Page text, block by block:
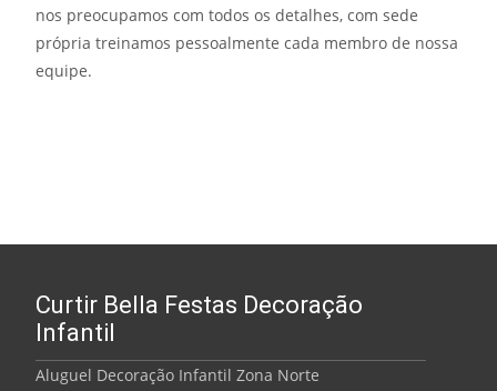
nos preocupamos com todos os detalhes, com sede
própria treinamos pessoalmente cada membro de nossa
equipe.
Curtir Bella Festas Decoração
Infantil
Aluguel Decoração Infantil Zona Norte